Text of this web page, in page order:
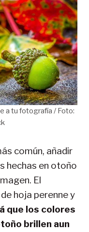
a tu fotografía / Foto:
común, añadir
hechas en otoño
El
hoja perenne y
que los colores
brillen aun